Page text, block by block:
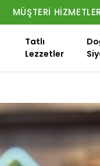
MÜŞTERI
Tatlı
Lezzetler